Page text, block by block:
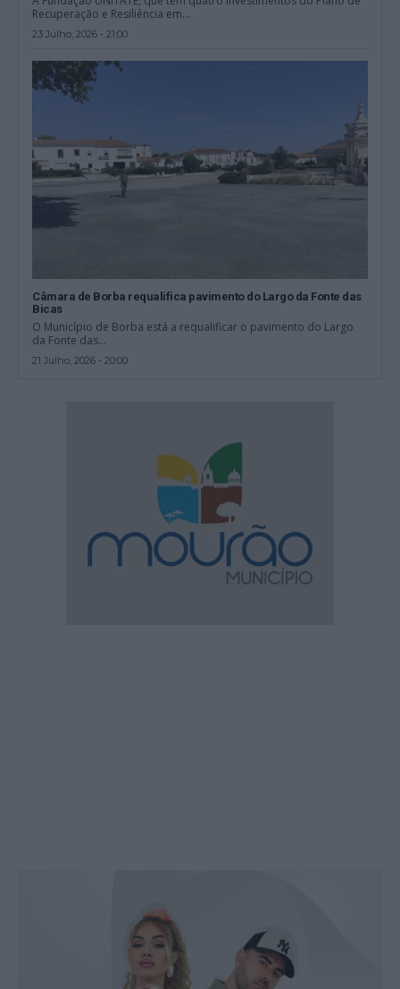
Recuperação e Resiliência em...
23 Julho, 2026 - 21:00
Câmara de Borba requalifica pavimento do Largo da Fonte das
Bicas
O Município de Borba está a requalificar o pavimento do Largo
da Fonte das...
21 Julho, 2026 - 20:00